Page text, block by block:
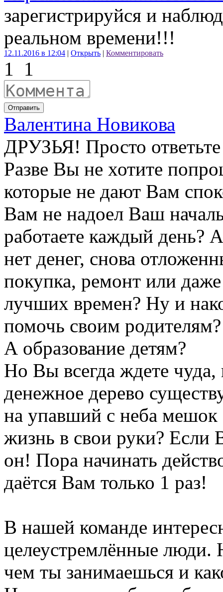
зарегистрируйся и
реальном времени!!!
12.11.2016 в 12:04 | Открыть | Комментировать
1 1
Отправить
Валентина Новикова
ДРУЗЬЯ! Просто
Разве Вы не хотите
которые не дают Вам
Вам не надоел Ваш
работаете каждый день?
нет денег, снова
покупка, ремонт или
лучших времен? Ну и
помочь своим
А образование детям?
Но Вы всегда ждете
денежное дерево
на упавший с неба мешок
жизнь в свои руки? Если
он! Пора начинать
даётся Вам только 1 раз!
В нашей команде
целеустремлённые люди.
чем ты занимаешься и